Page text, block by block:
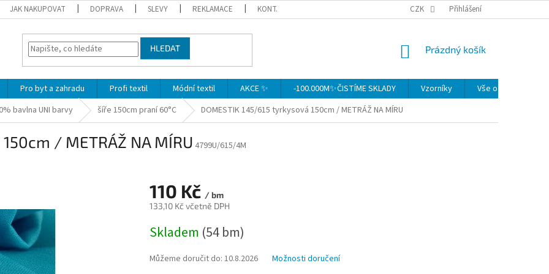
JAK NAKUPOVAT DOPRAVA SLEVY REKLAMACE KONTAKTY OCHRANA OSOBNÍCH ÚDAJŮ
CZK Přihlášení
HLEDAT
NÁKUPNÍ
Prázdný košík
Pro byt a zahradu Profi textil Módní textil AKCE ✨ -100.000M✨ČISTÍME SKLADY Vzorníky
Vše o nákupu
bavlna UNI barvy šíře 150cm praní 60°C DOMESTIK 145/615 tyrkysová 150cm / METRÁŽ NA MÍRU
/ METRÁŽ NA MÍRU 4799U/615/4M
110 Kč / bm
133,10 Kč včetně DPH
cena:
Skladem (54 bm)
Můžeme doručit do: 10.8.2026 Možnosti doručení